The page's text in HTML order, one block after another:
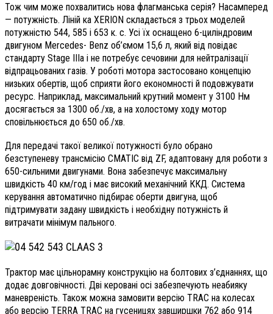
Тож чим може похвалитись нова флагманська серія? Насамперед
— потужність. Ліній ка XERION складається з трьох моделей
потужністю 544, 585 і 653 к. с. Усі їх оснащено 6-циліндровим
двигуном Mercedes- Benz об’ємом 15,6 л, який від повідає
стандарту Stage IIIа і не потребує сечовини для нейтралізації
відпрацьованих газів. У роботі мотора застосовано концепцію
низьких обертів, щоб сприяти його економності й подовжувати
ресурс. Наприклад, максимальний крутний момент у 3100 Нм
досягається за 1300 об./хв, а на холостому ходу мотор
сповільнюється до 650 об./хв.
Для передачі такої великої потужності було обрано
безступеневу трансмісію CMATIC від ZF, адаптовану для роботи з
650-сильними двигунами. Вона забезпечує максимальну
швидкість 40 км/год і має високий механічний ККД. Система
керування автоматично підбирає оберти двигуна, щоб
підтримувати задану швидкість і необхідну потужність й
витрачати мінімум пального.
Трактор має цільнорамну конструкцію на болтових з’єднаннях, що
додає довговічності. Дві керовані осі забезпечують неабияку
маневреність. Також можна замовити версію TRAC на колесах
або версію TERRA TRAC на гусеницях завширшки 762 або 914